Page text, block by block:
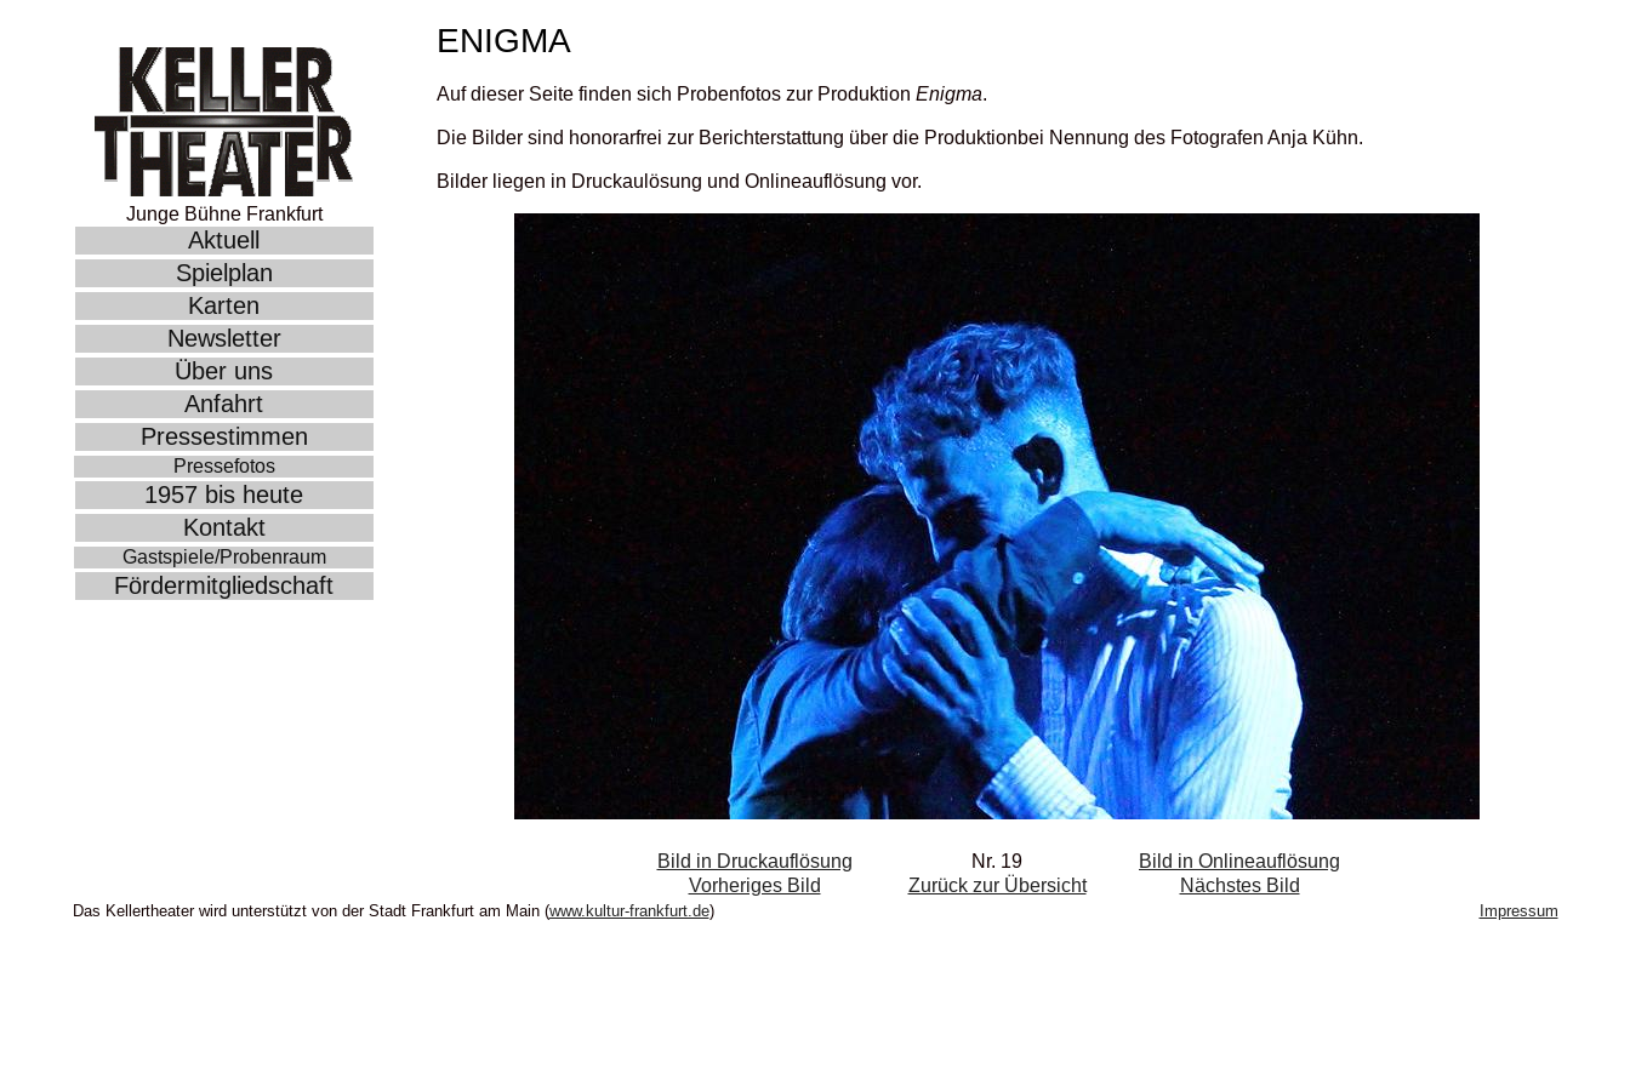
Junge Bühne Frankfurt
Aktuell
Spielplan
Karten
Newsletter
Über uns
Anfahrt
Pressestimmen
Pressefotos
1957 bis heute
Kontakt
Gastspiele/Probenraum
Fördermitgliedschaft
ENIGMA
Auf dieser Seite finden sich Probenfotos zur Produktion Enigma.
Die Bilder sind honorarfrei zur Berichterstattung über die Produktionbei Nennung des Fotografen Anja Kühn.
Bilder liegen in Druckaulösung und Onlineauflösung vor.
Bild in Druckauflösung Nr. 19
Bild in Onlineauflösung
Vorheriges Bild
Zurück zur Übersicht Nächstes Bild
Das Kellertheater wird unterstützt von der Stadt Frankfurt am Main (www.kultur-frankfurt.de) Impressum